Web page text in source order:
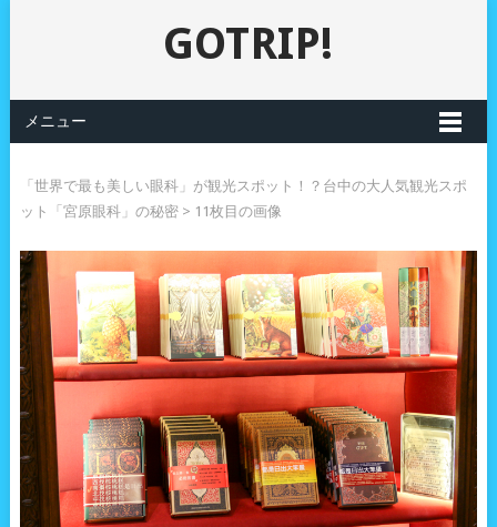
GOTRIP!
メニュー
「世界で最も美しい眼科」が観光スポット！？台中の大人気観光スポ
ット「宮原眼科」の秘密> 11枚目の画像